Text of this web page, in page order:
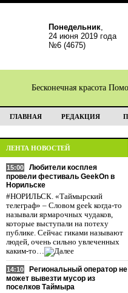
Понедельник,
24 июня 2019 года
№6 (4675)
Бесконечная красота
ГЛАВНАЯ РЕДАКЦИЯ
ЛЕНТА НОВОСТЕЙ
15:00
Любители косплея
провели фестиваль GeekOn в
Норильске
#НОРИЛЬСК. «Таймырский
телеграф» – Словом geek когда-то
называли ярмарочных чудаков,
которые выступали на потеху
публике. Сейчас гиками называют
людей, очень сильно увлеченных
каким-то…
14:10
Региональный оператор не
может вывезти мусор из
поселков Таймыра